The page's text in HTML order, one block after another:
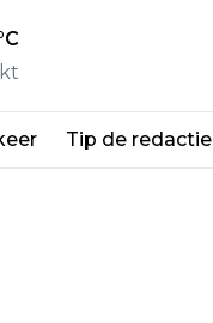
Tip de redactie